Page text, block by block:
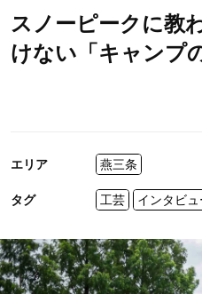
スノーピークに教
けない「キャンプ
エリア 燕三条
タグ 工芸 インタビュ